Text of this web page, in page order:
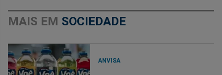
MAIS EM SOCIEDADE
ANVISA